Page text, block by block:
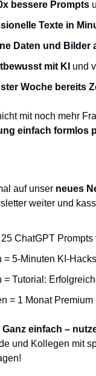
bessere Prompts
Texte in
Daten und Bilder
mit KI und
Woche bereits
mit noch mehr
einfach formlos
auf unser neues
weiter und
ChatGPT
= 5-Minuten KI-
= Tutorial:
= 1 Monat
einfach –
und Kollegen mit